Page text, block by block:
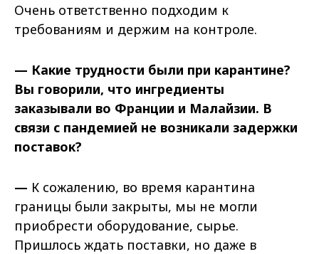
Очень ответственно подходим к
требованиям и держим на контроле.
— Какие трудности были при карантине?
Вы говорили, что ингредиенты
заказывали во Франции и Малайзии. В
связи с пандемией не возникали задержки
поставок?
— К сожалению, во время карантина
границы были закрыты, мы не могли
приобрести оборудование, сырье.
Пришлось ждать поставки, но даже в